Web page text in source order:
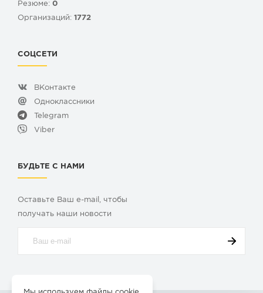
Резюме: 0
Организаций: 1772
СОЦСЕТИ
ВКонтакте
Одноклассники
Telegram
Viber
БУДЬТЕ С НАМИ
Оставьте Ваш e-mail, чтобы
получать наши новости